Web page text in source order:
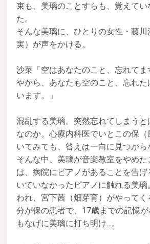
束も、美璃のことすらも、覚えてい
た。
そんな美璃に、ひとりの女性・藤
実）が声をかける。
沙菜「空はあなたのこと、忘れてま
やから、あなたも空のこと、忘れた
います。」
混乱する美璃。突然忘れてしまうと
なのか。心療内科医でいとこの保（
いてみても、答えは一向に見つから
そんな中、美璃が音楽教室をやめ
は、病院にピアノがあることを告
いていなかったピアノに触れる美
われ、宮下茜（畑芽育）がやってく
分が保の患者で、17歳までの記憶
もなげに美璃に打ち明け…。